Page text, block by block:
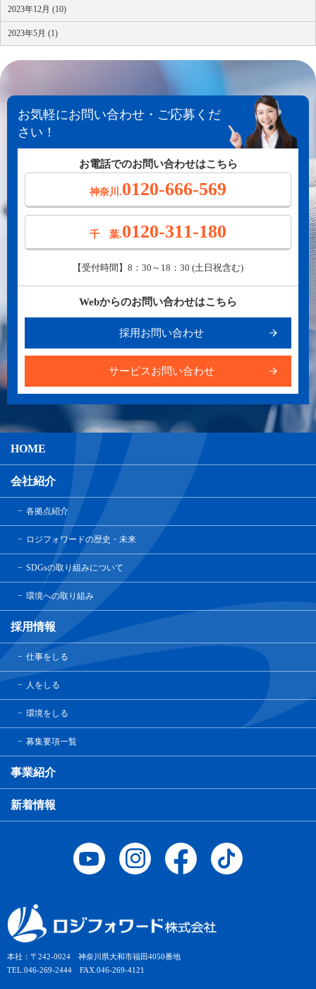
2023年12月 (10)
2023年5月 (1)
お気軽にお問い合わせ・ご応募くだ
さい！
お電話でのお問い合わせはこちら
神奈川.0120-666-569
千 葉.0120-311-180
【受付時間】8：30～18：30 (土日祝含む)
Webからのお問い合わせはこちら
採用お問い合わせ
サービスお問い合わせ
本社：〒242-0024 神奈川県大和市福田4050番地
TEL.046-269-2444 FAX.046-269-4121
HOME
会社紹介
各拠点紹介
ロジフォワードの歴史・未来
SDGsの取り組みについて
環境への取り組み
採用情報
仕事をしる
人をしる
環境をしる
募集要項一覧
事業紹介
新着情報